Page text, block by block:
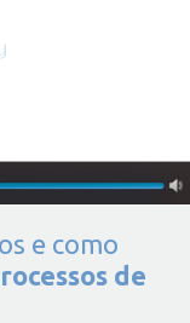
e como
de